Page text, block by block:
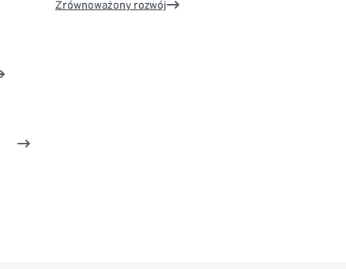
Zrównoważony rozwój